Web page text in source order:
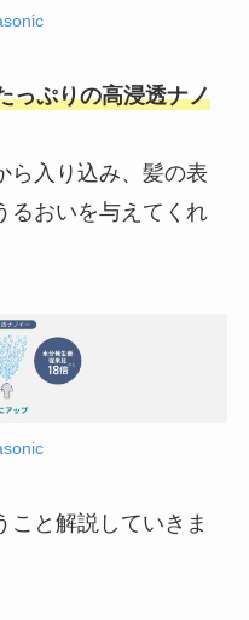
っぷりの高浸透ナノ
ら入り込み、髪の表
るおいを与えてくれ
こと解説していきま